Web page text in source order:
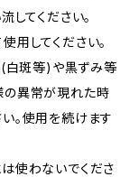
してください。
用してください。
(白斑等)や黒ずみ等
の異常が現れた時
。使用を続けます
使わないでくださ